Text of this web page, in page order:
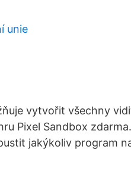
unie
vytvořit všechny
Pixel Sandbox
jakýkoliv program